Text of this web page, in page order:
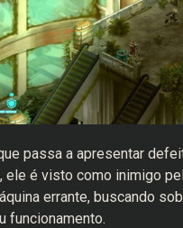
passa a apresentar
ele é visto como inimigo
errante, buscando
funcionamento.